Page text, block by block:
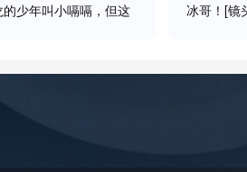
少年叫小嗝嗝，但这
冰哥！[镜